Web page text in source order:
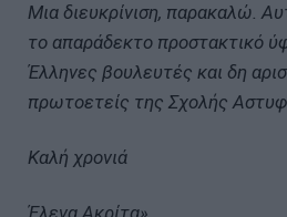
Μια διευκρίνιση, παρακαλώ.
το απαράδεκτο προστακτικό
Έλληνες βουλευτές και δη
πρωτοετείς της Σχολής
Καλή χρονιά
Έλενα Ακρίτα»